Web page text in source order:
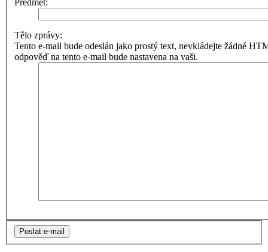
Předmět:
Tělo zprávy:
Tento e-mail bude odeslán jako prostý text, nevkládejte žádné
odpověď na tento e-mail bude nastavena na vaši.